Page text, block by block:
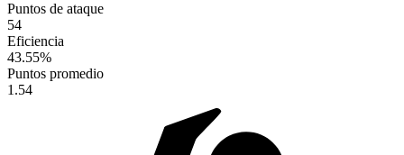
Puntos de ataque
54
Eficiencia
43.55%
Puntos promedio
1.54